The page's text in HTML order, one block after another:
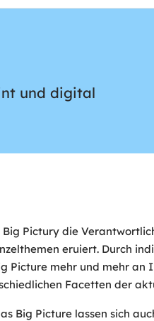
und digital
Pictury die
eruiert. Durch
Picture mehr und mehr
Facetten der
Big Picture lassen sich